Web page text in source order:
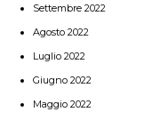
Settembre 2022
Agosto 2022
Luglio 2022
Giugno 2022
Maggio 2022